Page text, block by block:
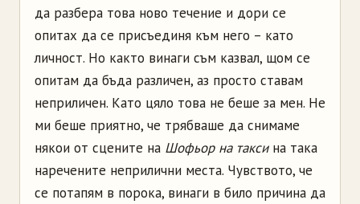
да разбера това ново течение и дори се
опитах да се присъединя към него – като
личност. Но както винаги съм казвал, щом се
опитам да бъда различен, аз просто ставам
неприличен. Като цяло това не беше за мен. Не
ми беше приятно, че трябваше да снимаме
някои от сцените на Шофьор на таксина така
наречените неприлични места. Чувството, че
се потапям в порока, винаги в било причина да